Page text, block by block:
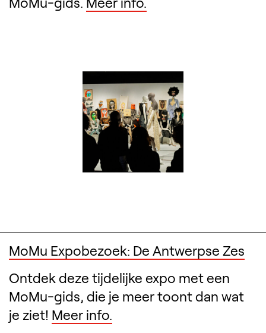
MoMu Expobezoek: De Antwerpse Zes
Ontdek deze tijdelijke expo met een
MoMu-gids, die je meer toont dan wat
je ziet! Meer info.